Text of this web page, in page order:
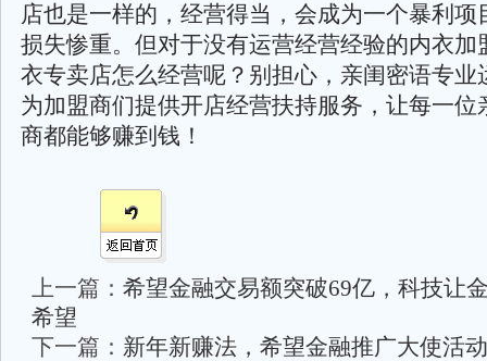
店也是一样的，经营得当，会成为一个暴利项
损失惨重。但对于没有运营经营经验的内衣加
衣专卖店怎么经营呢？别担心，亲闺密语专业
为加盟商们提供开店经营扶持服务，让每一位
商都能够赚到钱！
上一篇： 希望金融交易额突破69亿，科技让
希望
下一篇： 新年新赚法，希望金融推广大使活